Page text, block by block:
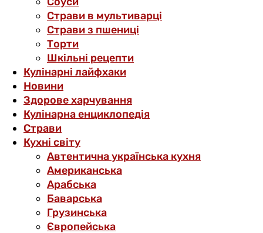
Страви в мультиварці
Страви з пшениці
Торти
Шкільні рецепти
Кулінарні лайфхаки
Новини
Здорове харчування
Кулінарна енциклопедія
Страви
Кухні світу
Автентична українська кухня
Американська
Арабська
Баварська
Грузинська
Європейська